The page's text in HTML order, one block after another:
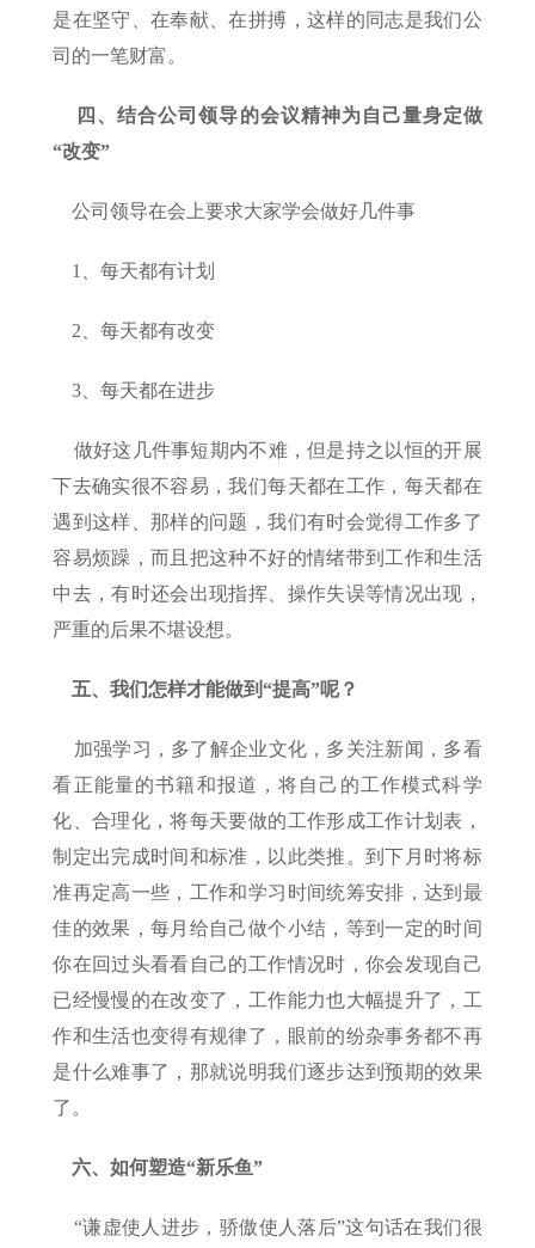
是在坚守、在奉献、在拼搏，这样的同志是我们公
司的一笔财富。
四、结合公司领导的会议精神为自己量身定做
“改变”
公司领导在会上要求大家学会做好几件事
1、每天都有计划
2、每天都有改变
3、每天都在进步
做好这几件事短期内不难，但是持之以恒的开展
下去确实很不容易，我们每天都在工作，每天都在
遇到这样、那样的问题，我们有时会觉得工作多了
容易烦躁，而且把这种不好的情绪带到工作和生活
中去，有时还会出现指挥、操作失误等情况出现，
严重的后果不堪设想。
五、我们怎样才能做到“提高”呢？
加强学习，多了解企业文化，多关注新闻，多看
看正能量的书籍和报道，将自己的工作模式科学
化、合理化，将每天要做的工作形成工作计划表，
制定出完成时间和标准，以此类推。到下月时将标
准再定高一些，工作和学习时间统筹安排，达到最
佳的效果，每月给自己做个小结，等到一定的时间
你在回过头看看自己的工作情况时，你会发现自己
已经慢慢的在改变了，工作能力也大幅提升了，工
作和生活也变得有规律了，眼前的纷杂事务都不再
是什么难事了，那就说明我们逐步达到预期的效果
了。
六、如何塑造“新乐鱼”
“谦虚使人进步，骄傲使人落后”这句话在我们很